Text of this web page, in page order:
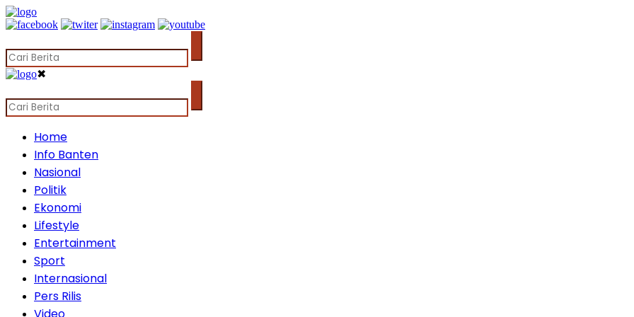
✖
Home
Info Banten
Nasional
Politik
Ekonomi
Lifestyle
Entertainment
Sport
Internasional
Pers Rilis